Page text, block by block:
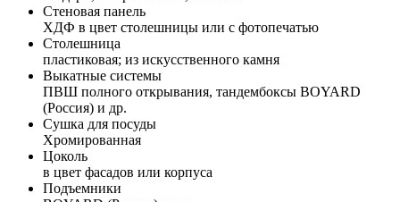
Стеновая панель
ХДФ в цвет столешницы или с фотопечатью
Столешница
пластиковая; из искусственного камня
Выкатные системы
ПВШ полного открывания, тандембоксы BOYARD
(Россия) и др.
Сушка для посуды
Хромированная
Цоколь
в цвет фасадов или корпуса
Подъемники